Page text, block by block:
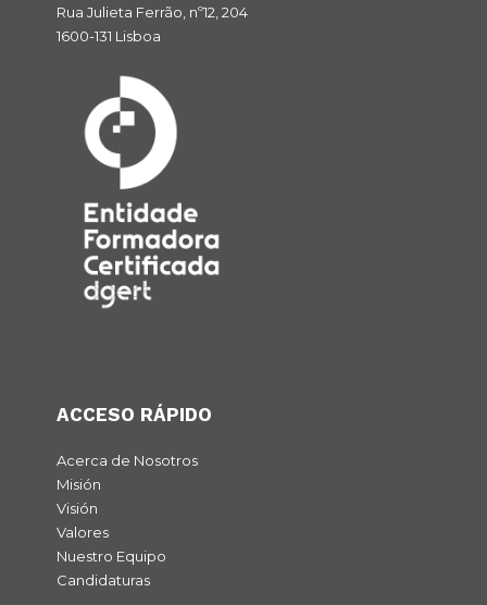
Rua Julieta Ferrão, nº12, 204
1600-131 Lisboa
ACCESO RÁPIDO
Acerca de Nosotros
Misión
Visión
Valores
Nuestro Equipo
Candidaturas